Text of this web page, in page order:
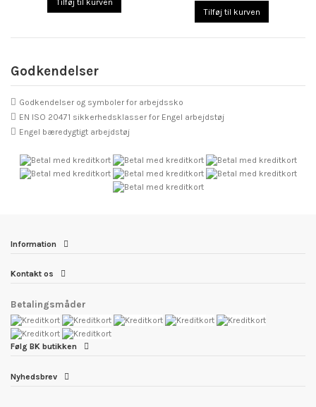
Tilføj til kurven
Godkendelser
Godkendelser og symboler for arbejdssko
EN ISO 20471 sikkerhedsklasser for Engel arbejdstøj
Engel bæredygtigt arbejdstøj
Information
Kontakt os
Betalingsmåder
Følg BK butikken
Nyhedsbrev